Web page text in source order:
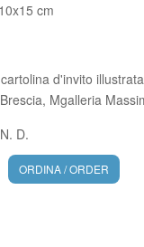
cm
d'invito
Mgalleria
D.
ORDINA / ORDER